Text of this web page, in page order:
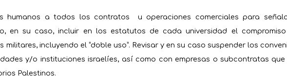
humanos a todos los contratos u operaciones comerciales para
en su caso, incluir en los estatutos de cada universidad el
incluyendo el “doble uso”. Revisar y en su caso suspender los
y/o instituciones israelíes, así como con empresas o subcontratas
Palestinos.